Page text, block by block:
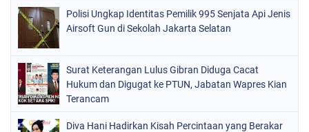
Polisi Ungkap Identitas Pemilik 995 Senjata Api Jenis
Airsoft Gun di Sekolah Jakarta Selatan
Surat Keterangan Lulus Gibran Diduga Cacat
Hukum dan Digugat ke PTUN, Jabatan Wapres Kian
Terancam
Diva Hani Hadirkan Kisah Percintaan yang Berakar